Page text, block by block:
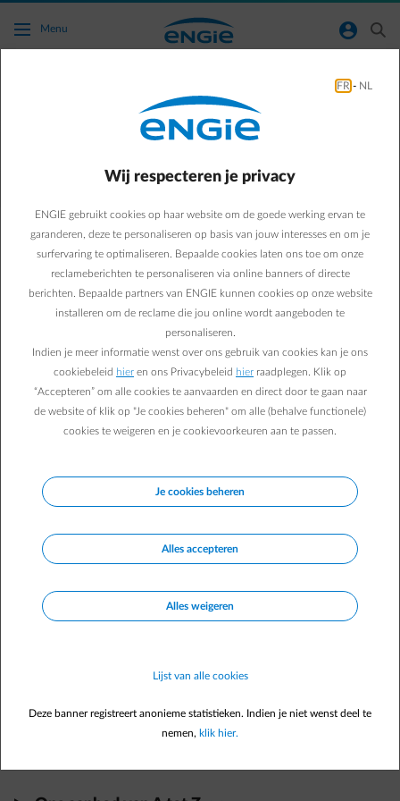
Ga naar de hoofdinhoud
Menu normal-account-circle search
Hoe kan ik ervoor zorgen dat ik geen e-mails
van ENGIE meer ontvang?
arrow-left Terug naar contactpagina
In je klantenzone kan je aanduiden en wijzigen hoe je bepaalde
berichten wenst te ontvangen. Zo zorgen we ervoor dat je je
facturen krijgt op de manier die je wenst en dat je enkel e-mails
krijgt van de producten die je interesseren.
Je contactvoorkeuren wijzigen
Veelgestelde vragen
Hoe kan ik mijn post op een ander adres ontvangen?
Hoe kan ik mijn factuur via e-mail aanvragen of
InEnergiedesk
Verhuis melden
Factuur raadplegenarrow-right
Betaalmethode aanpassenarrow-right
Registreer je
FR - NL
Wij respecteren je privacy
ENGIE gebruikt cookies op haar website om de goede werking ervan te
garanderen, deze te personaliseren op basis van jouw interesses en om je
surfervaring te optimaliseren. Bepaalde cookies laten ons toe om onze
reclameberichten te personaliseren via online banners of directe
berichten. Bepaalde partners van ENGIE kunnen cookies op onze website
installeren om de reclame die jou online wordt aangeboden te
personaliseren.
Indien je meer informatie wenst over ons gebruik van cookies kan je ons
cookiebeleid hier en ons Privacybeleid hier raadplegen. Klik op
“Accepteren” om alle cookies te aanvaarden en direct door te gaan naar
de website of klik op "Je cookies beheren" om alle (behalve functionele)
cookies te weigeren en je cookievoorkeuren aan te passen.
Je cookies beheren
Alles accepteren
Alles weigeren
Lijst van alle cookies
Deze banner registreert anonieme statistieken. Indien je niet wenst deel te
nemen, klik hier.